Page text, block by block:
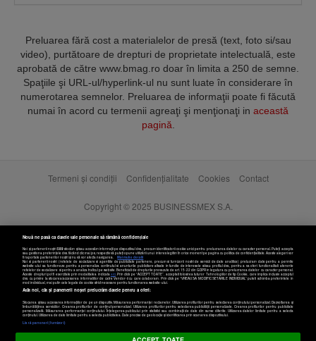
Preluarea fără cost a materialelor de presă (text, foto si/sau
video), purtătoare de drepturi de proprietate intelectuală, este
aprobată de către www.bmag.ro doar în limita a 250 de semne.
Spaţiile şi URL-ul/hyperlink-ul nu sunt luate în considerare în
numerotarea semnelor. Preluarea de informaţii poate fi făcută
numai în acord cu termenii agreaţi şi menţionaţi in această
pagină
Termeni și condiții Confidențialitate Cookies Contact
Copyright © 2025 BUSINESSMEX S.A.
Setări cookies
Nouă ne pasă ca datele tale personale să rămână confidențiale
Noi și partenerii noștri589stocăm și/sau accesăm informații pe dispozitivul dvs., precum identificatorii cookie unici pentru prelucrarea datelor cu caracter personal. Puteți accepta
sau gestiona preferințele dvs. făcând clic mai jos, respectiv vă puteți opune utilizării unui interes legitim în orice moment pe pagina cu politica de confidențialitate. Aceste alegeri vor
fi raportate partenerilor noștri și nu vă vor afecta navigarea.
Mai multe detalii
Noi si partenerii nostri (retelele de socializare si agentiile de publicitate partenere, precum si furnizorii nostri de servicii de date analitice) prelucram date pentru a permite
website-ului sa functioneze, pentru a personaliza continutul si anunturile publicitare afisate in functie de interesele si/sau profilul dvs., pentru a va oferi functionalitati aferente
retelelor de socializare si pentru a analiza traficul pe website. Beneficiati de drepturile prevazute de art. 15-22 din GDPR in legatura cu prelucrarea datelor cu caracter personal.
Aceste drepturi pot fi exercitate prin modalitatea indicataaici. Prin click pe “ACCEPT TOATE”, acceptati folosirea tuturor Tehnologiilor de tip Cookie, care implica inclusiv acceptul
dvs. cu privire la stocarea/accesarea informatiilor de catre Vendor-ii cu care colaboram. Prin click pe “VREAU SA MODIFIC SETARILE INDIVIDUAL” puteti schimba preferintele in
mod individual, mai putin cele legate de cookie strict necesare pentru functionarea website-ului.
Atât noi, cât și partenerii noștri prelucrăm datele pentru a oferi:
Stocarea și/sau accesarea informațiilor de pe un dispozitiv. Măsurarea performanței reclamelor. Utilizarea profilurilor pentru selectarea conținutului personalizat. Dezvoltarea și
îmbunătățirea serviciilor. Crearea profilurilor de conținut personalizat. Utilizarea profilurilor pentru selectarea publicității personalizate. Crearea profilurilor pentru publicitate
personalizată. Măsurarea performanței conținutului. Înțelegerea publicului prin statistici sau combinații de date din surse diferite. Utilizarea datelor limitate pentru a selecta
conținutul. Utilizarea de date limitate pentru a selecta publicitatea. Date precise de geolocație și identificarea prin scanarea dispozitivului.
Listă parteneri (furnizori)